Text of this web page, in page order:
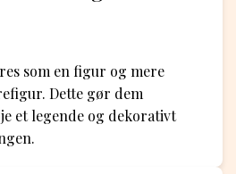
som en figur og mere
Dette gør dem
et legende og dekorativt